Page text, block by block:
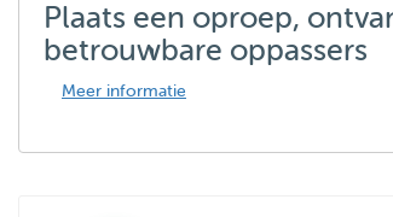
Plaats een oproep,
betrouwbare oppassers
Meer informatie